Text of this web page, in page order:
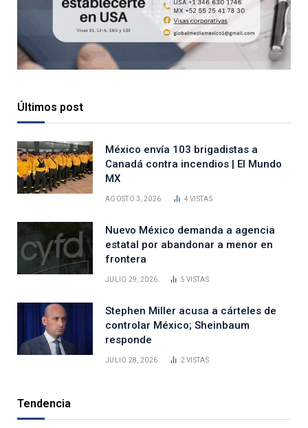
Últimos post
México envía 103 brigadistas a
Canadá contra incendios | El Mundo
MX
AGOSTO 3, 2026 4VISTAS
Nuevo México demanda a agencia
estatal por abandonar a menor en
frontera
JULIO 29, 2026 5VISTAS
Stephen Miller acusa a cárteles de
controlar México; Sheinbaum
responde
JULIO 28, 2026 2VISTAS
Tendencia